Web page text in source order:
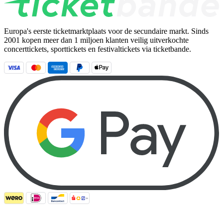
Europa's eerste ticketmarktplaats voor de secundaire markt. Sinds
2001 kopen meer dan 1 miljoen klanten veilig uitverkochte
concerttickets, sporttickets en festivaltickets via ticketbande.